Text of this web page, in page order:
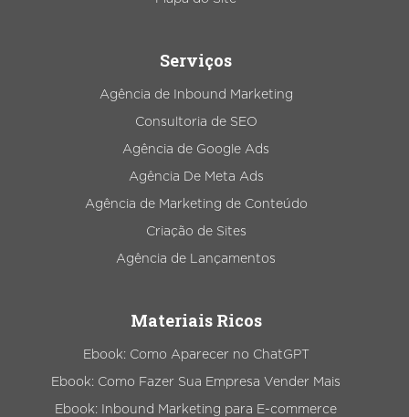
Serviços
Agência de Inbound Marketing
Consultoria de SEO
Agência de Google Ads
Agência De Meta Ads
Agência de Marketing de Conteúdo
Criação de Sites
Agência de Lançamentos
Materiais Ricos
Ebook: Como Aparecer no ChatGPT
Ebook: Como Fazer Sua Empresa Vender Mais
Ebook: Inbound Marketing para E-commerce